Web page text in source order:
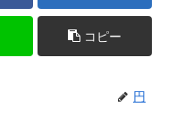
コピー
円